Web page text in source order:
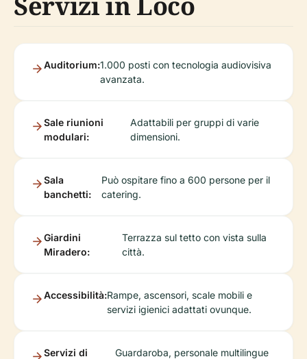
Auditorium:1.000 posti con tecnologia audiovisiva
avanzata.
Sale riunioni
modulari:
Adattabili per gruppi di varie
dimensioni.
Sala
banchetti:
Può ospitare fino a 600 persone per il
catering.
Giardini
Miradero:
Terrazza sul tetto con vista sulla
città.
Accessibilità:Rampe, ascensori, scale mobili e
servizi igienici adattati ovunque.
Servizi di
Guardaroba, personale multilingue